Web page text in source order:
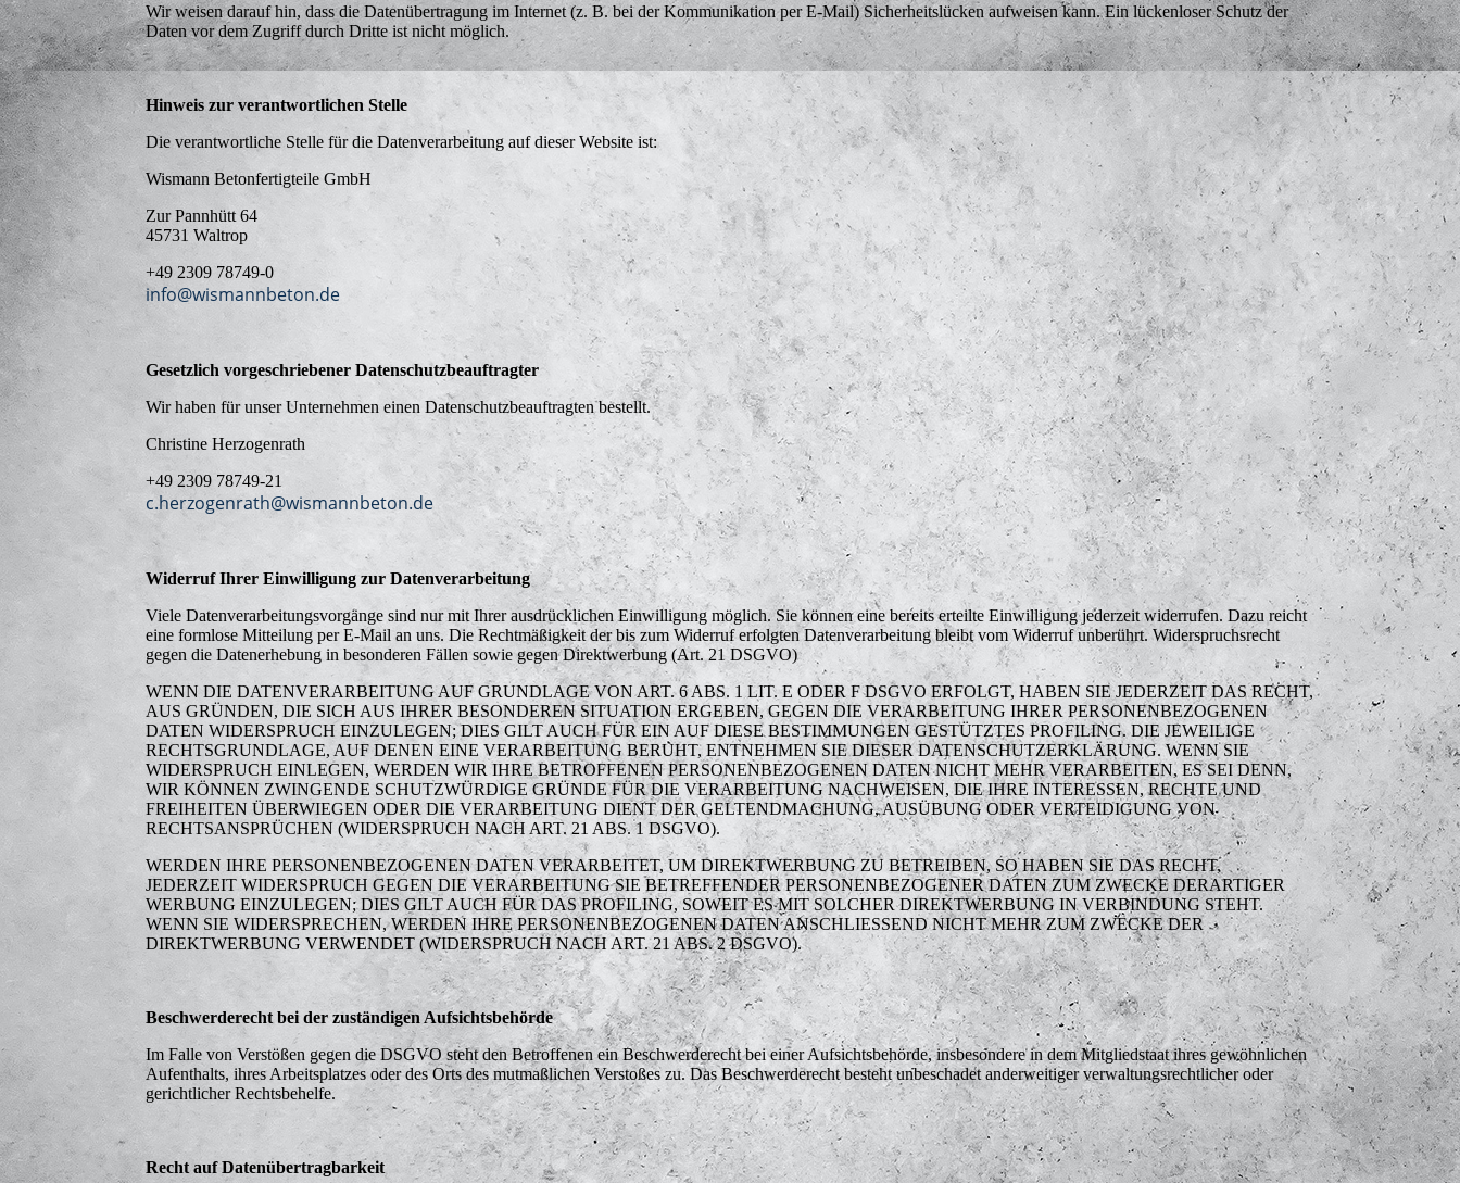
Wir weisen darauf hin, dass die Datenübertragung im Internet (z. B. bei der Kommunikation per E-Mail) Sicherheitslücken aufweisen kann. Ein lückenloser Schutz der
Daten vor dem Zugriff durch Dritte ist nicht möglich.
Hinweis zur verantwortlichen Stelle
Die verantwortliche Stelle für die Datenverarbeitung auf dieser Website ist:
Wismann Betonfertigteile GmbH
Zur Pannhütt 64
45731 Waltrop
+49 2309 78749-0
info@wismannbeton.de
Gesetzlich vorgeschriebener Datenschutzbeauftragter
Wir haben für unser Unternehmen einen Datenschutzbeauftragten bestellt.
Christine Herzogenrath
+49 2309 78749-21
c.herzogenrath@wismannbeton.de
Widerruf Ihrer Einwilligung zur Datenverarbeitung
Viele Datenverarbeitungsvorgänge sind nur mit Ihrer ausdrücklichen Einwilligung möglich. Sie können eine bereits erteilte Einwilligung jederzeit widerrufen. Dazu reicht
eine formlose Mitteilung per E-Mail an uns. Die Rechtmäßigkeit der bis zum Widerruf erfolgten Datenverarbeitung bleibt vom Widerruf unberührt. Widerspruchsrecht
gegen die Datenerhebung in besonderen Fällen sowie gegen Direktwerbung (Art. 21 DSGVO)
WENN DIE DATENVERARBEITUNG AUF GRUNDLAGE VON ART. 6 ABS. 1 LIT. E ODER F DSGVO ERFOLGT, HABEN SIE JEDERZEIT DAS RECHT,
AUS GRÜNDEN, DIE SICH AUS IHRER BESONDEREN SITUATION ERGEBEN, GEGEN DIE VERARBEITUNG IHRER PERSONENBEZOGENEN
DATEN WIDERSPRUCH EINZULEGEN; DIES GILT AUCH FÜR EIN AUF DIESE BESTIMMUNGEN GESTÜTZTES PROFILING. DIE JEWEILIGE
RECHTSGRUNDLAGE, AUF DENEN EINE VERARBEITUNG BERUHT, ENTNEHMEN SIE DIESER DATENSCHUTZERKLÄRUNG. WENN SIE
WIDERSPRUCH EINLEGEN, WERDEN WIR IHRE BETROFFENEN PERSONENBEZOGENEN DATEN NICHT MEHR VERARBEITEN, ES SEI DENN,
WIR KÖNNEN ZWINGENDE SCHUTZWÜRDIGE GRÜNDE FÜR DIE VERARBEITUNG NACHWEISEN, DIE IHRE INTERESSEN, RECHTE UND
FREIHEITEN ÜBERWIEGEN ODER DIE VERARBEITUNG DIENT DER GELTENDMACHUNG, AUSÜBUNG ODER VERTEIDIGUNG VON
RECHTSANSPRÜCHEN (WIDERSPRUCH NACH ART. 21 ABS. 1 DSGVO).
WERDEN IHRE PERSONENBEZOGENEN DATEN VERARBEITET, UM DIREKTWERBUNG ZU BETREIBEN, SO HABEN SIE DAS RECHT,
JEDERZEIT WIDERSPRUCH GEGEN DIE VERARBEITUNG SIE BETREFFENDER PERSONENBEZOGENER DATEN ZUM ZWECKE DERARTIGER
WERBUNG EINZULEGEN; DIES GILT AUCH FÜR DAS PROFILING, SOWEIT ES MIT SOLCHER DIREKTWERBUNG IN VERBINDUNG STEHT.
WENN SIE WIDERSPRECHEN, WERDEN IHRE PERSONENBEZOGENEN DATEN ANSCHLIESSEND NICHT MEHR ZUM ZWECKE DER
DIREKTWERBUNG VERWENDET (WIDERSPRUCH NACH ART. 21 ABS. 2 DSGVO).
Beschwerderecht bei der zuständigen Aufsichtsbehörde
Im Falle von Verstößen gegen die DSGVO steht den Betroffenen ein Beschwerderecht bei einer Aufsichtsbehörde, insbesondere in dem Mitgliedstaat ihres gewöhnlichen
Aufenthalts, ihres Arbeitsplatzes oder des Orts des mutmaßlichen Verstoßes zu. Das Beschwerderecht besteht unbeschadet anderweitiger verwaltungsrechtlicher oder
gerichtlicher Rechtsbehelfe.
Recht auf Datenübertragbarkeit